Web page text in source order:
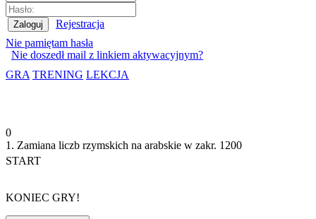
Rejestracja
Nie pamiętam hasła
Nie doszedł mail z linkiem aktywacyjnym?
GRA TRENING LEKCJA
0
1. Zamiana liczb rzymskich na arabskie w zakr. 1200
START
KONIEC GRY!